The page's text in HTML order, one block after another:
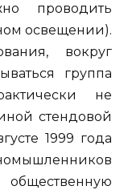
проводить
освещении).
вокруг
группа
не
стендовой
1999 года